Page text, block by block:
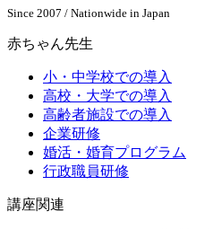
Since 2007 / Nationwide in Japan
赤ちゃん先生
小・中学校での導入
高校・大学での導入
高齢者施設での導入
企業研修
婚活・婚育プログラム
行政職員研修
講座関連